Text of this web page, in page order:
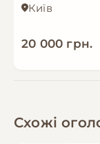
Київ
20 000 грн.
Схожі